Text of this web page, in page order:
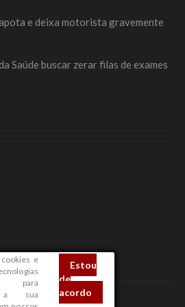
e
para
a sua
Estou
de
acordo
e deixa motorista gravemente
Saúde buscar zerar filas de exames